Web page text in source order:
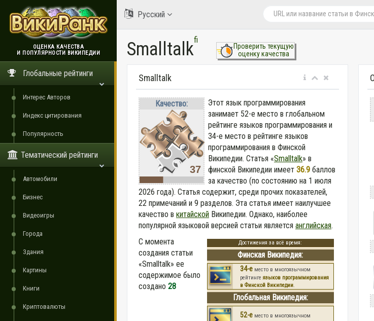
ВикиРанк
ОЦЕНКА КАЧЕСТВА
И ПОПУЛЯРНОСТИ ВИКИПЕДИИ
Глобальные рейтинги
Интерес Авторов
Индекс цитирования
Популярность
Тематический рейтинги
Автомобили
Бизнес
Видеоигры
Города
Здания
Картины
Книги
Криптовалюты
Русский
Smalltalkfi
Проверить текущую
оценку качества
Smalltalk
Качество:
37
Этот язык программирования
занимает 52-е место в глобальном
рейтинге языков программирования и
34-е место в рейтинге языков
программирования в Финской
Википедии. Статья «Smalltalk» в
финской Википедии имеет 36.9 баллов
за качество (по состоянию на 1 июля
2026 года). Статья содержит, среди прочих показателей,
22 примечаний и 9 разделов. Эта статья имеет наилучшее
качество в китайской Википедии. Однако, наиболее
популярной языковой версией статьи является английская.
Достижения за всё время:
Финская Википедия:
34-еместо в многоязычном
рейтинге языков программирования
в Финской Википедии.
Глобальная Википедия:
52-еместо в многоязычном
С момента
создания статьи
«Smalltalk» ее
содержимое было
создано 28